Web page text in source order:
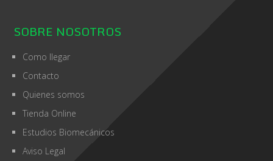
SOBRE NOSOTROS
Como llegar
Contacto
Quienes somos
Tienda Online
Estudios Biomecánicos
Aviso Legal